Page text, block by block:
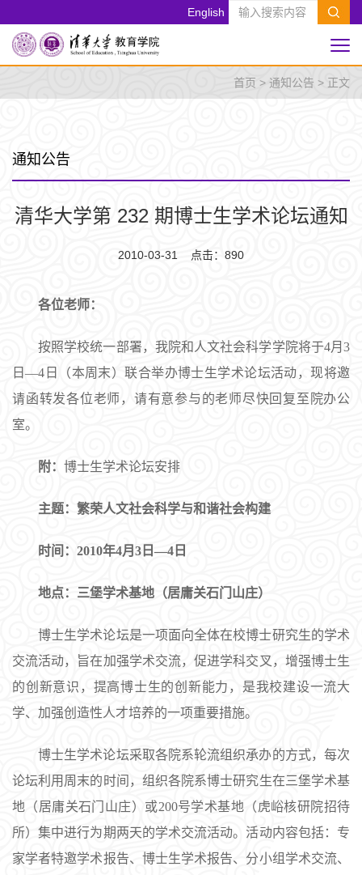
English
首页 > 通知公告 > 正文
通知公告
清华大学第 232 期博士生学术论坛通知
2010-03-31 点击： 890
各位老师：
按照学校统一部署，我院和人文社会科学学院将于4月3
日—4日（本周末）联合举办博士生学术论坛活动，现将邀
请函转发各位老师，请有意参与的老师尽快回复至院办公
室。
附： 博士生学术论坛安排
主题： 繁荣人文社会科学与和谐社会构建
时间： 2010年4月3日—4日
地点： 三堡学术基地（居庸关石门山庄）
博士生学术论坛是一项面向全体在校博士研究生的学术
交流活动，旨在加强学术交流，促进学科交叉，增强博士生
的创新意识，提高博士生的创新能力，是我校建设一流大
学、加强创造性人才培养的一项重要措施。
博士生学术论坛采取各院系轮流组织承办的方式，每次
论坛利用周末的时间，组织各院系博士研究生在三堡学术基
地（居庸关石门山庄）或200号学术基地（虎峪核研院招待
所）集中进行为期两天的学术交流活动。活动内容包括：专
家学者特邀学术报告、博士生学术报告、分小组学术交流、